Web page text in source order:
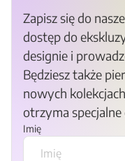
Zapisz się do
dostęp do
designie i
Będziesz także
nowych
otrzyma
Imię